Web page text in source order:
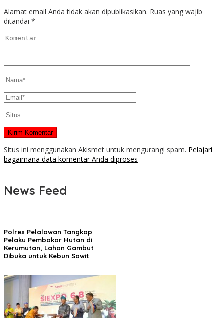
Alamat email Anda tidak akan dipublikasikan. Ruas yang wajib
ditandai *
Situs ini menggunakan Akismet untuk mengurangi spam. Pelajari
bagaimana data komentar Anda diproses
News Feed
Polres Pelalawan Tangkap
Pelaku Pembakar Hutan di
Kerumutan, Lahan Gambut
Dibuka untuk Kebun Sawit